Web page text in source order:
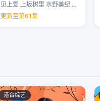
见上爱 上坂树里 水野美纪 早坂美海 …
更新至第61集
港台综艺